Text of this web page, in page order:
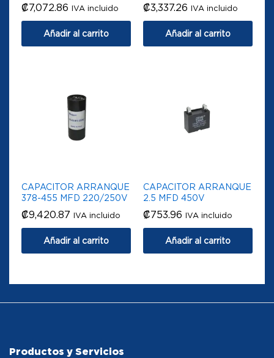
₡7,072.86 IVA incluido
Añadir al carrito
₡3,337.26 IVA incluido
Añadir al carrito
CAPACITOR ARRANQUE
378-455 MFD 220/250V
₡9,420.87 IVA incluido
Añadir al carrito
CAPACITOR ARRANQUE
2.5 MFD 450V
₡753.96 IVA incluido
Añadir al carrito
Productos y Servicios